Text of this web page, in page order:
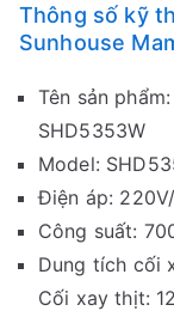
Thông số kỹ
Sunhouse
Tên sản
SHD5353W
Model:
Điện áp:
Công suất:
Dung tích cối
Cối xay thịt: